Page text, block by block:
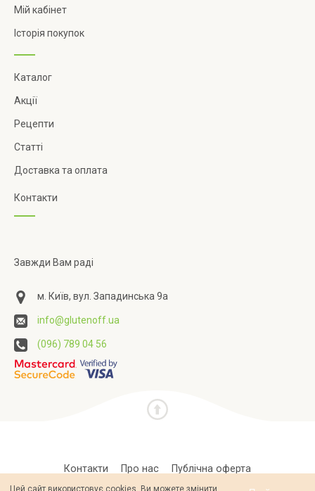
Мій кабінет
Історія покупок
Каталог
Акції
Рецепти
Статті
Доставка та оплата
Контакти
Завжди Вам раді
м. Київ, вул. Западинська 9а
info@glutenoff.ua
(096) 789 04 56
Контакти Про нас Публічна оферта
Цей сайт використовує cookies. Ви можете змінити